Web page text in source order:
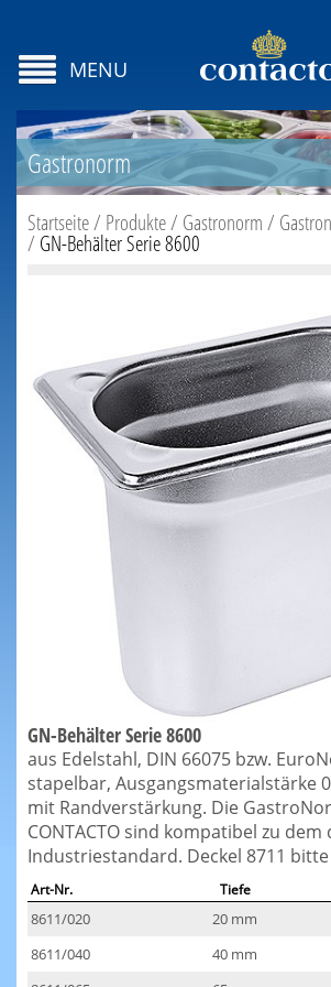
MENU
Gastronorm
Startseite/ Produkte/ Gastronorm/
/ GN-Behälter Serie 8600
GN-Behälter Serie 8600
aus Edelstahl, DIN 66075 bzw.
stapelbar, Ausgangsmaterialstärke
mit Randverstärkung. Die
CONTACTO sind kompatibel zu dem
Industriestandard. Deckel 8711
Art-Nr. Tiefe
8611/020 20 mm
8611/040
40 mm